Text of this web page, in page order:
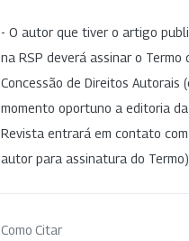
- O autor que tiver o artigo
na RSP deverá assinar o Termo
Concessão de Direitos Autorais
momento oportuno a editoria da
Revista entrará em contato
autor para assinatura do Termo).
Como Citar